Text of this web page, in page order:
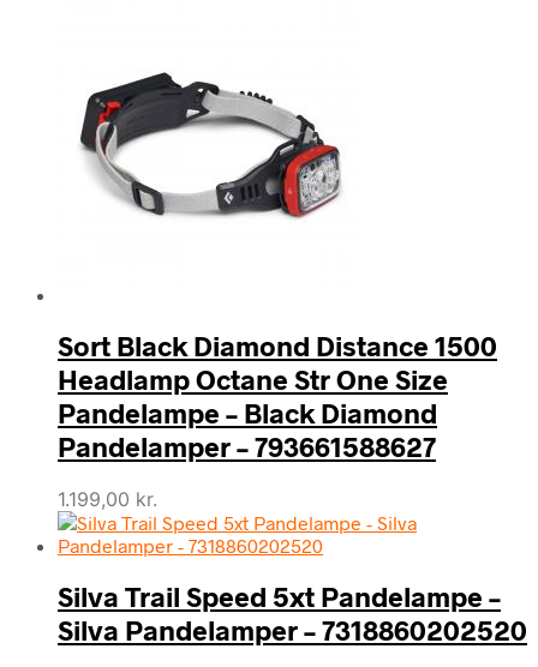
Sort Black Diamond Distance 1500
Headlamp Octane Str One Size
Pandelampe – Black Diamond
Pandelamper – 793661588627
1.199,00 kr.
Silva Trail Speed 5xt Pandelampe –
Silva Pandelamper – 7318860202520